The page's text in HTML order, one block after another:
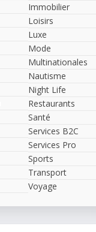
Immobilier
Loisirs
Luxe
Mode
Multinationales
Nautisme
Night Life
Restaurants
Santé
Services B2C
Services Pro
Sports
Transport
Voyage